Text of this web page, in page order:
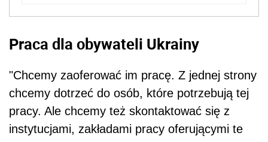
Praca dla obywateli Ukrainy
"Chcemy zaoferować im pracę. Z jednej strony
chcemy dotrzeć do osób, które potrzebują tej
pracy. Ale chcemy też skontaktować się z
instytucjami, zakładami pracy oferującymi te